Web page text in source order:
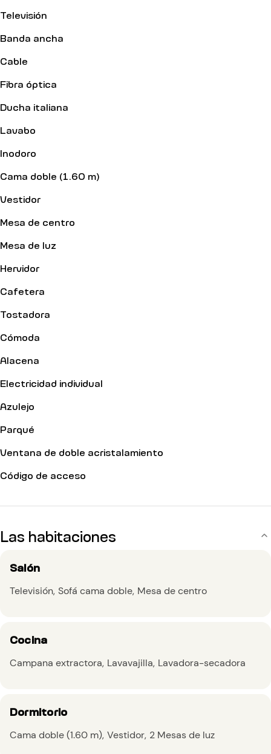
Televisión
Banda ancha
Cable
Fibra óptica
Ducha italiana
Lavabo
Inodoro
Cama doble (1.60 m)
Vestidor
Mesa de centro
Mesa de luz
Hervidor
Cafetera
Tostadora
Cómoda
Alacena
Electricidad individual
Azulejo
Parqué
Ventana de doble acristalamiento
Código de acceso
Las habitaciones
Salón
Televisión Sofá cama doble Mesa de centro
Cocina
Campana extractora Lavavajilla Lavadora-secadora
Dormitorio
Cama doble (1.60 m) Vestidor 2 Mesas de luz